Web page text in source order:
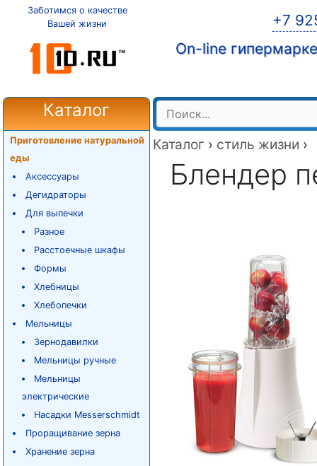
Заботимся о качестве
Вашей жизни
+7
On-line
Каталог
Приготовление натуральной
еды
Аксессуары
Дегидраторы
Для выпечки
Разное
Расстоечные шкафы
Формы
Хлебницы
Хлебопечки
Мельницы
Зернодавилки
Мельницы ручные
Мельницы
электрические
Насадки Messerschmidt
Проращивание зерна
Хранение зерна
Каталог › стиль жизни ›
Блендер